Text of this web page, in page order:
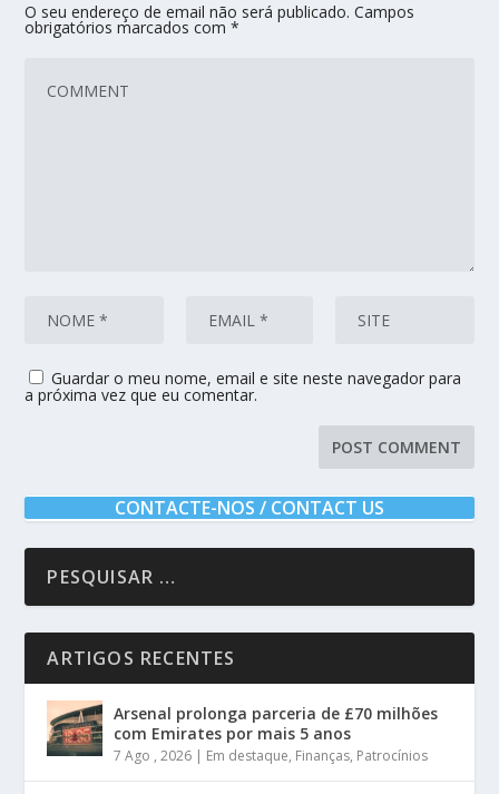
O seu endereço de email não será publicado. Campos
obrigatórios marcados com*
Guardar o meu nome, email e site neste navegador para
a próxima vez que eu comentar.
CONTACTE-NOS / CONTACT US
ARTIGOS RECENTES
Arsenal prolonga parceria de £70 milhões
com Emirates por mais 5 anos
7 Ago , 2026 | Em destaque, Finanças, Patrocínios